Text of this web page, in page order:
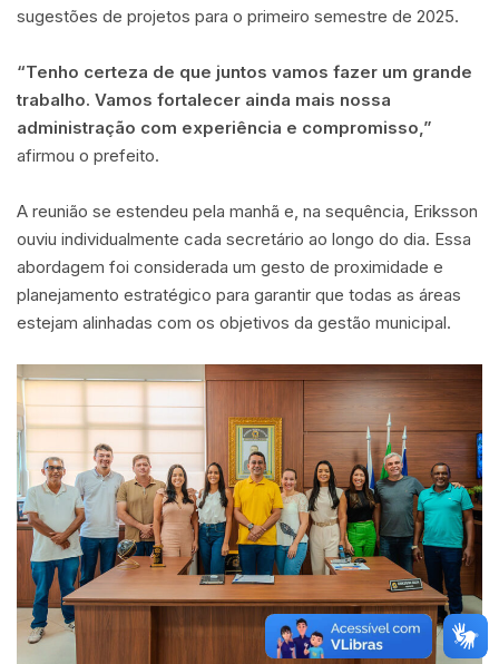
sugestões de projetos para o primeiro semestre de 2025.
“Tenho certeza de que juntos vamos fazer um grande
trabalho. Vamos fortalecer ainda mais nossa
administração com experiência e compromisso,”
afirmou o prefeito.
A reunião se estendeu pela manhã e, na sequência, Eriksson
ouviu individualmente cada secretário ao longo do dia. Essa
abordagem foi considerada um gesto de proximidade e
planejamento estratégico para garantir que todas as áreas
estejam alinhadas com os objetivos da gestão municipal.